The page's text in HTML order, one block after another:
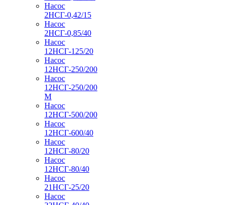
Насос
2НСГ-0,42/15
Насос
2НСГ-0,85/40
Насос
12НСГ-125/20
Насос
12НСГ-250/200
Насос
12НСГ-250/200
М
Насос
12НСГ-500/200
Насос
12НСГ-600/40
Насос
12НСГ-80/20
Насос
12НСГ-80/40
Насос
21НСГ-25/20
Насос